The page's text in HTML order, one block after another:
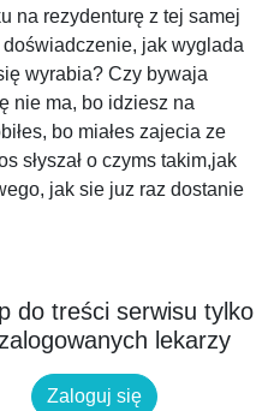
na rezydenturę z tej samej
jak wyglada
wyrabia? Czy bywaja
nie ma, bo idziesz na
bo miałes zajecia ze
słyszał o czyms takim,jak
jak sie juz raz dostanie
do treści serwisu tylko
lekarzy
Zaloguj się